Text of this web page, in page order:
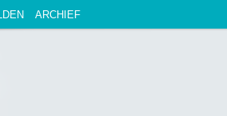
ARCHIEF